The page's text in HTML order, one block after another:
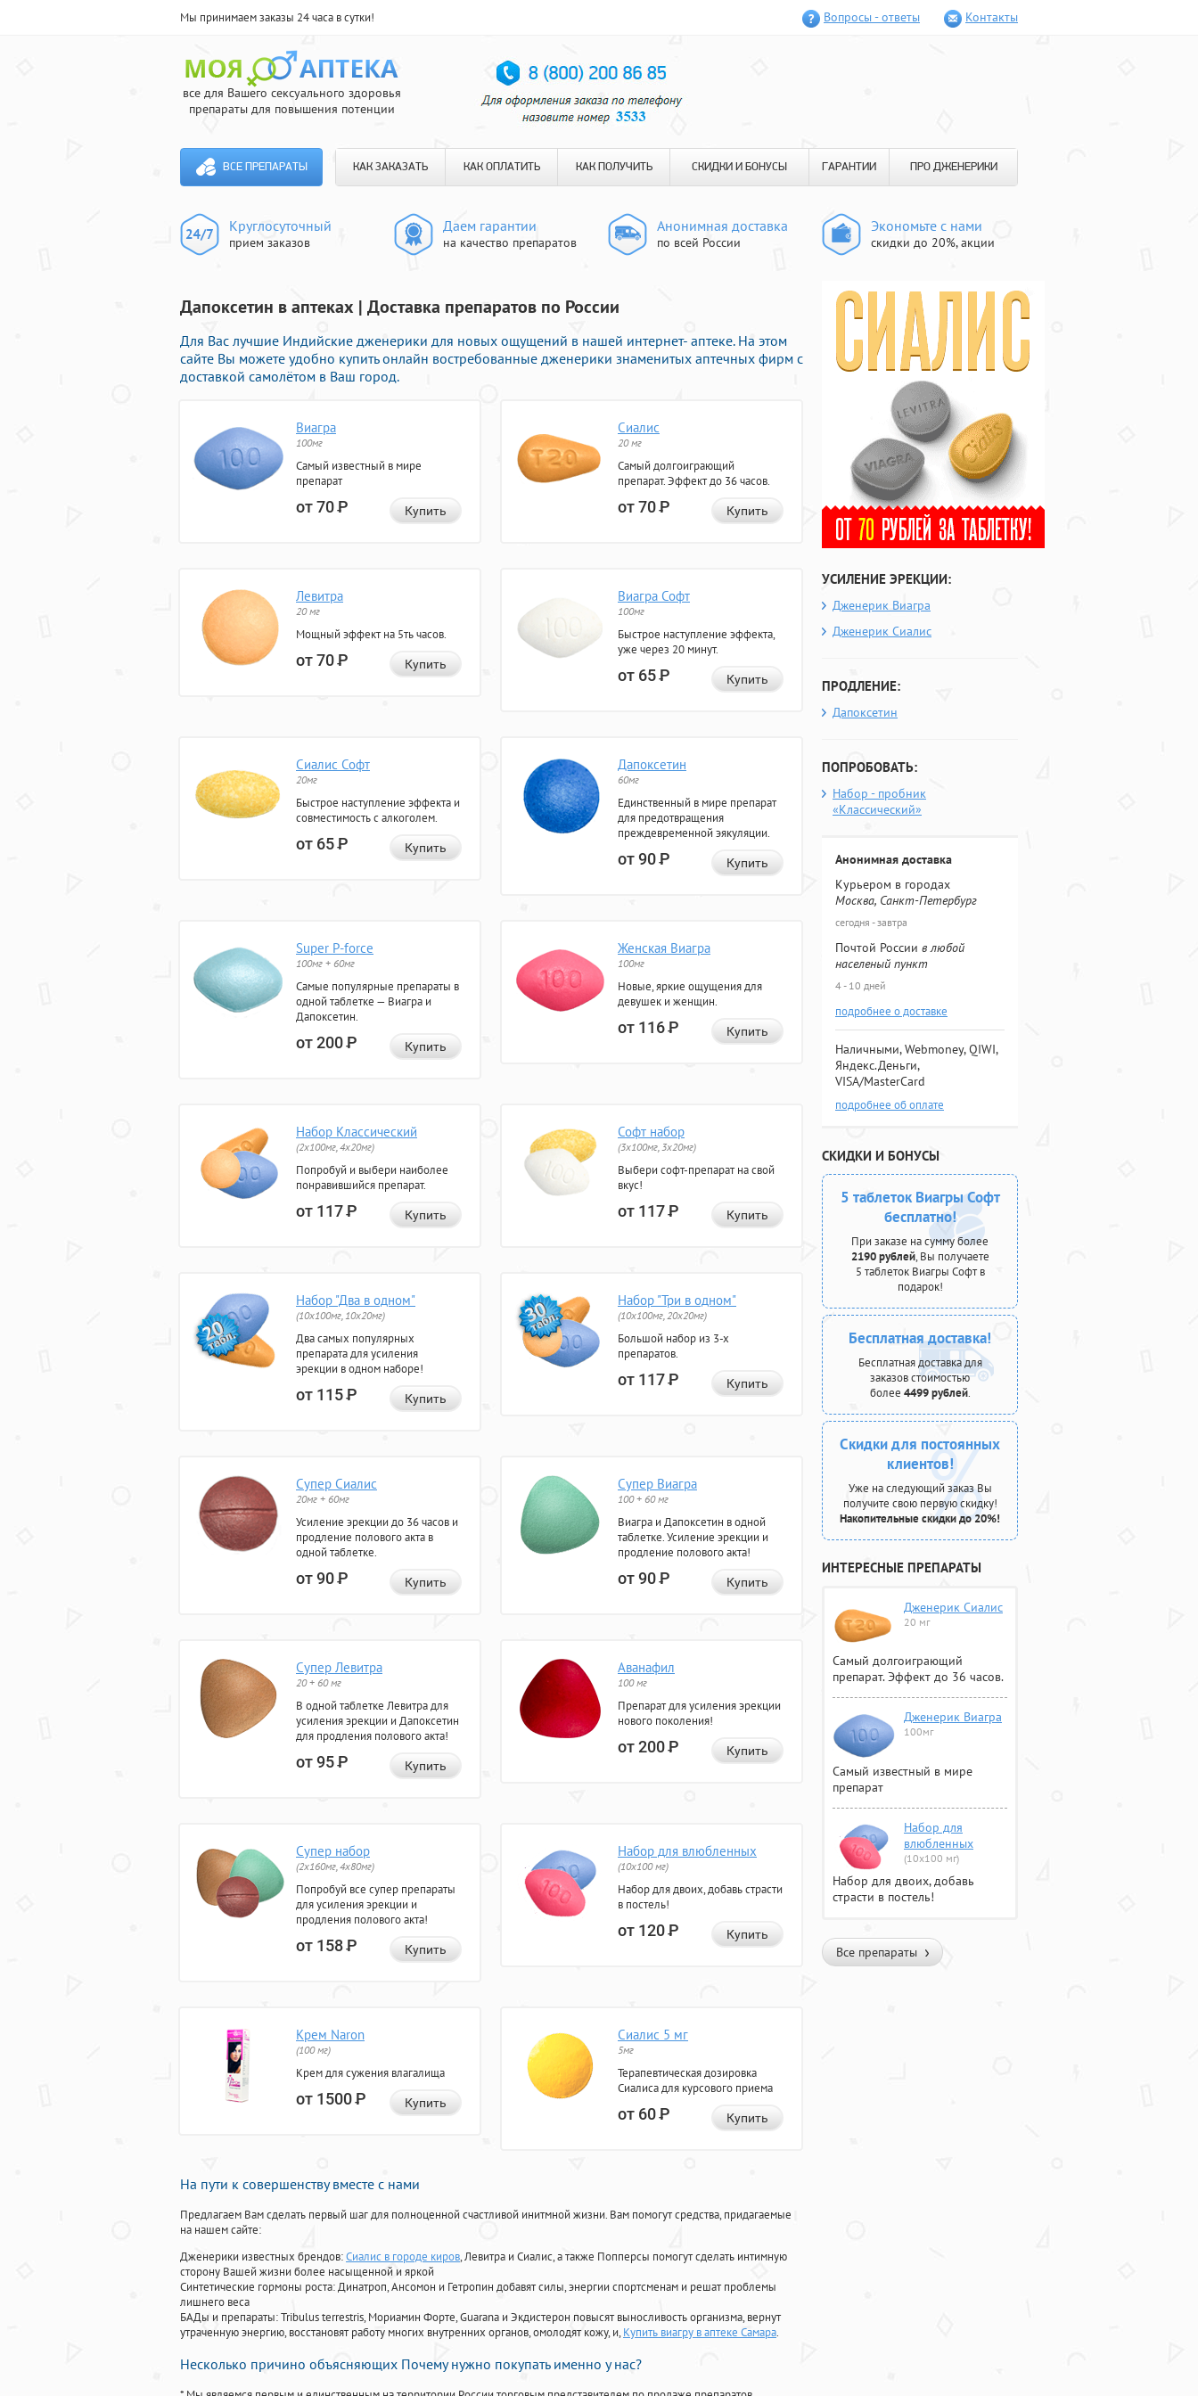
Мы принимаем заказы 24 часа в сутки! Вопросы - ответы Контакты
все для Вашего сексуального здоровья
препараты для повышения потенции
ВСЕ ПРЕПАРАТЫ КАК ЗАКАЗАТЬ КАК ОПЛАТИТЬ КАК ПОЛУЧИТЬ СКИДКИ И БОНУСЫ ГАРАНТИИ ПРО ДЖЕНЕРИКИ
Круглосуточный
прием заказов
Даем гарантии
на качество препаратов
Анонимная доставка
по всей России
Экономьте с нами
скидки до 20%, акции
Дапоксетин в аптеках | Доставка препаратов по России
Для Вас лучшие Индийские дженерики для новых ощущений в нашей интернет- аптеке. На этом
сайте Вы можете удобно купить онлайн востребованные дженерики знаменитых аптечных фирм с
доставкой самолётом в Ваш город.
Виагра
100мг
Самый известный в мире
препарат
от 70Р Купить
Сиалис
20 мг
Самый долгоиграющий
препарат. Эффект до 36 часов.
от 70Р Купить
Левитра
20 мг
Мощный эффект на 5ть часов.
от 70Р Купить
Виагра Софт
100мг
Быстрое наступление эффекта,
уже через 20 минут.
от 65Р Купить
Сиалис Софт
20мг
Быстрое наступление эффекта и
совместимость с алкоголем.
от 65Р Купить
Дапоксетин
60мг
Единственный в мире препарат
для предотвращения
преждевременной эякуляции.
от 90Р Купить
Super P-force
100мг + 60мг
Самые популярные препараты в
одной таблетке — Виагра и
Дапоксетин.
от 200Р Купить
Женская Виагра
100мг
Новые, яркие ощущения для
девушек и женщин.
от 116Р Купить
Набор Классический
(2x100мг, 4x20мг)
Попробуй и выбери наиболее
понравившийся препарат.
от 117Р Купить
Софт набор
(3x100мг, 3x20мг)
Выбери софт-препарат на свой
вкус!
от 117Р Купить
Набор "Два в одном"
(10x100мг, 10x20мг)
Два самых популярных
препарата для усиления
эрекции в одном наборе!
от 115Р Купить
Набор "Три в одном"
(10x100мг, 20x20мг)
Большой набор из 3-х
препаратов.
от 117Р Купить
Супер Сиалис
20мг + 60мг
Усиление эрекции до 36 часов и
продление полового акта в
одной таблетке.
от 90Р Купить
Супер Виагра
100 + 60 мг
Виагра и Дапоксетин в одной
таблетке. Усиление эрекции и
продление полового акта!
от 90Р Купить
Супер Левитра
20 + 60 мг
В одной таблетке Левитра для
усиления эрекции и Дапоксетин
для продления полового акта!
от 95Р Купить
Аванафил
100 мг
Препарат для усиления эрекции
нового поколения!
от 200Р Купить
Супер набор
(2х160мг, 4х80мг)
Попробуй все супер препараты
для усиления эрекции и
продления полового акта!
от 158Р Купить
Набор для влюбленных
(10х100 мг)
Набор для двоих, добавь страсти
в постель!
от 120Р Купить
Крем Naron
(100 мг)
Крем для сужения влагалища
от 1500Р Купить
Сиалис 5 мг
5мг
Терапевтическая дозировка
Сиалиса для курсового приема
от 60Р Купить
На пути к совершенству вместе с нами
Предлагаем Вам сделать первый шаг для полноценной счастливой инитмной жизни. Вам помогут средства, придагаемые
на нашем сайте:
Дженерики известных брендов:Сиалис в городе киров, Левитра и Сиалис, а также Попперсы помогут сделать интимную
сторону Вашей жизни более насыщенной и яркой
Синтетические гормоны роста: Динатроп, Ансомон и Гетропин добавят силы, энергии спортсменам и решат проблемы
лишнего веса
БАДы и препараты:Tribulus terrestris, Мориамин Форте, Guarana и Экдистерон повысят выносливость организма, вернут
утраченную энергию, восстановят работу многих внутренних органов, омолодят кожу, и, Купить виагру в аптеке Самара.
Несколько причино объясняющих Почему нужно покупать именно у нас?
УСИЛЕНИЕ ЭРЕКЦИИ:
Дженерик Виагра
Дженерик Сиалис
ПРОДЛЕНИЕ:
Дапоксетин
ПОПРОБОВАТЬ:
Набор - пробник
«Классический»
Анонимная доставка
Курьером в городах
Москва, Санкт-Петербург
сегодня - завтра
Почтой России в любой
населеный пункт
4 - 10 дней
подробнее о доставке
Наличными, Webmoney, QIWI,
Яндекс.Деньги,
VISA/MasterCard
подробнее об оплате
СКИДКИ И БОНУСЫ
5 таблеток Виагры Софт
бесплатно!
При заказе на сумму более
2190 рублей, Вы получаете
5 таблеток Виагры Софт в
подарок!
Бесплатная доставка!
Бесплатная доставка для
заказов стоимостью
более 4499 рублей.
Скидки для постоянных
клиентов!
Уже на следующий заказ Вы
получите свою первую скидку!
Накопительные скидки до 20%!
ИНТЕРЕСНЫЕ ПРЕПАРАТЫ
Дженерик Сиалис
20 мг
Самый долгоиграющий
препарат. Эффект до 36 часов.
Дженерик Виагра
100мг
Самый известный в мире
препарат
Набор для
влюбленных
(10х100 мг)
Набор для двоих, добавь
страсти в постель!
Все препараты